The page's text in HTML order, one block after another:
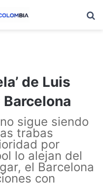
de Luis
sigue siendo
trabas
por
lo alejan del
el Barcelona
con